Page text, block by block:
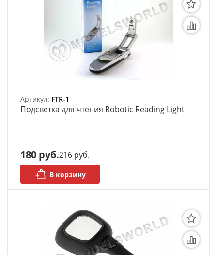
Модели из ФП смолы
Детские товары
АРХИВ
Артикул: FTR-1
Подсветка для чтения Robotic Reading Light
180 руб.216 руб.
В корзину